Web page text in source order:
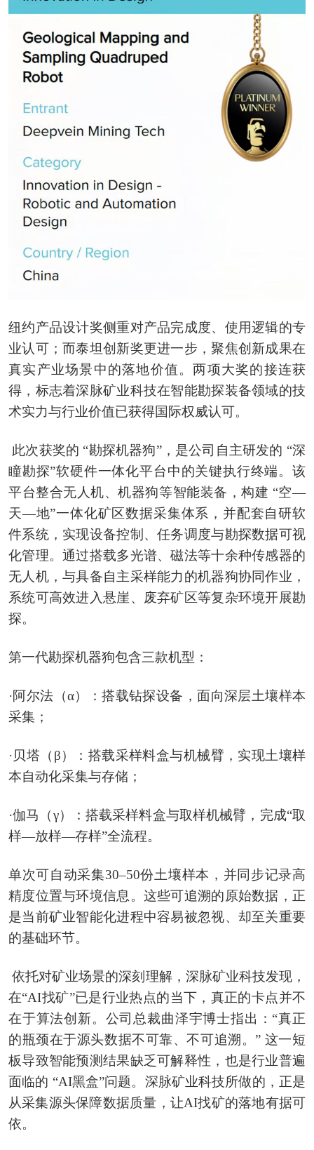
纽约产品设计奖侧重对产品完成度、使用逻辑的专
业认可；而泰坦创新奖更进一步，聚焦创新成果在
真实产业场景中的落地价值。两项大奖的接连获
得，标志着深脉矿业科技在智能勘探装备领域的技
术实力与行业价值已获得国际权威认可。
此次获奖的 “勘探机器狗”，是公司自主研发的 “深
瞳勘探”软硬件一体化平台中的关键执行终端。该
平台整合无人机、机器狗等智能装备，构建 “空—
天—地”一体化矿区数据采集体系，并配套自研软
件系统，实现设备控制、任务调度与勘探数据可视
化管理。通过搭载多光谱、磁法等十余种传感器的
无人机，与具备自主采样能力的机器狗协同作业，
系统可高效进入悬崖、废弃矿区等复杂环境开展勘
探。
第一代勘探机器狗包含三款机型：
·阿尔法（α）：搭载钻探设备，面向深层土壤样本
采集；
·贝塔（β）：搭载采样料盒与机械臂，实现土壤样
本自动化采集与存储；
·伽马（γ）：搭载采样料盒与取样机械臂，完成“取
样—放样—存样”全流程。
单次可自动采集30–50份土壤样本，并同步记录高
精度位置与环境信息。这些可追溯的原始数据，正
是当前矿业智能化进程中容易被忽视、却至关重要
的基础环节。
依托对矿业场景的深刻理解，深脉矿业科技发现，
在“AI找矿”已是行业热点的当下，真正的卡点并不
在于算法创新。公司总裁曲泽宇博士指出：“真正
的瓶颈在于源头数据不可靠、不可追溯。” 这一短
板导致智能预测结果缺乏可解释性，也是行业普遍
面临的 “AI黑盒”问题。深脉矿业科技所做的，正是
从采集源头保障数据质量，让AI找矿的落地有据可
依。